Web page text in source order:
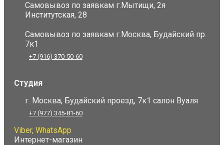
Самовывоз по заявкам г.Мытищи, 2я
Институтская, 28
Самовывоз по заявкам г.Москва, Будайский пр.
7к1
+7 (916) 370-50-60
Студия
г. Москва, Будайский проезд, 7к1 салон Вуаля
+7 (977) 345-81-60
Viber, WhatsApp
Интернет-магазин